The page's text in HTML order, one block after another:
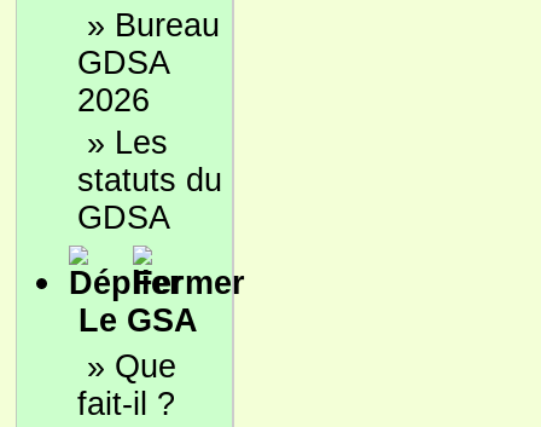
» Bureau
GDSA
2026
» Les
statuts du
GDSA
Le GSA
» Que
fait-il ?